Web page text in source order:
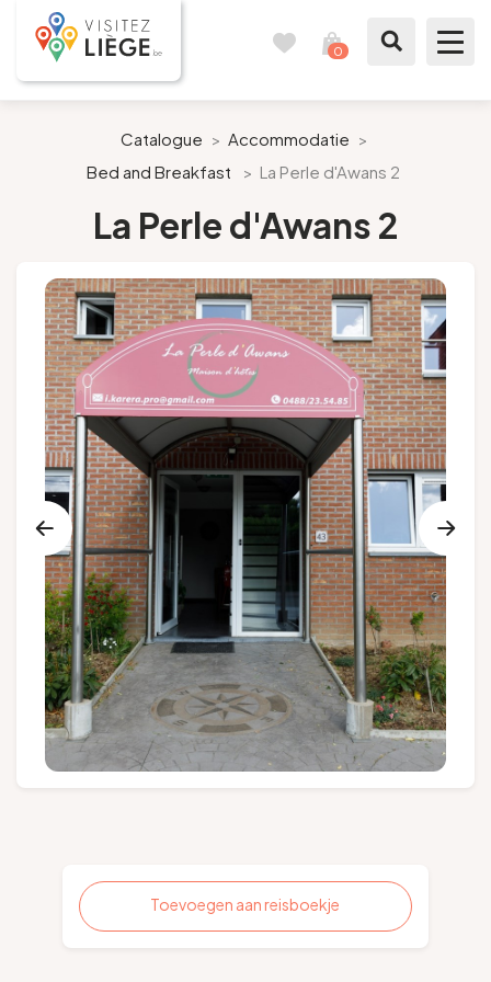
0
Inspiraties
Bereid mijn verblijf voor
Onze suggesties
Pays de Liège
Agenda
Volg ons
Pers
Groepen en touroperators
NL DE
Catalogue > Accommodatie >
Bed and Breakfast
> La Perle d'Awans 2
La Perle d'Awans 2
Toevoegen aan reisboekje